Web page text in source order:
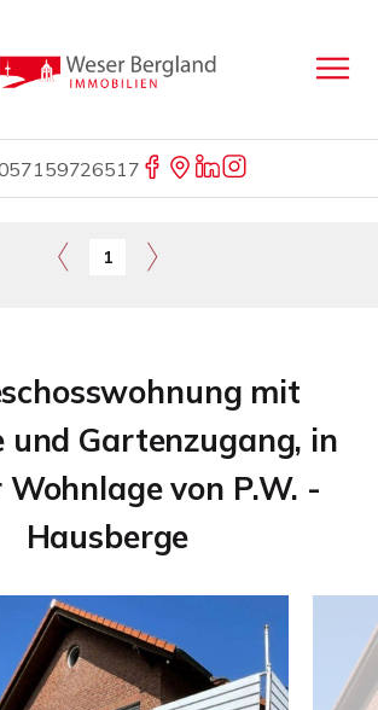
1
mit
und Gartenzugang, in
von P.W. -
Hausberge